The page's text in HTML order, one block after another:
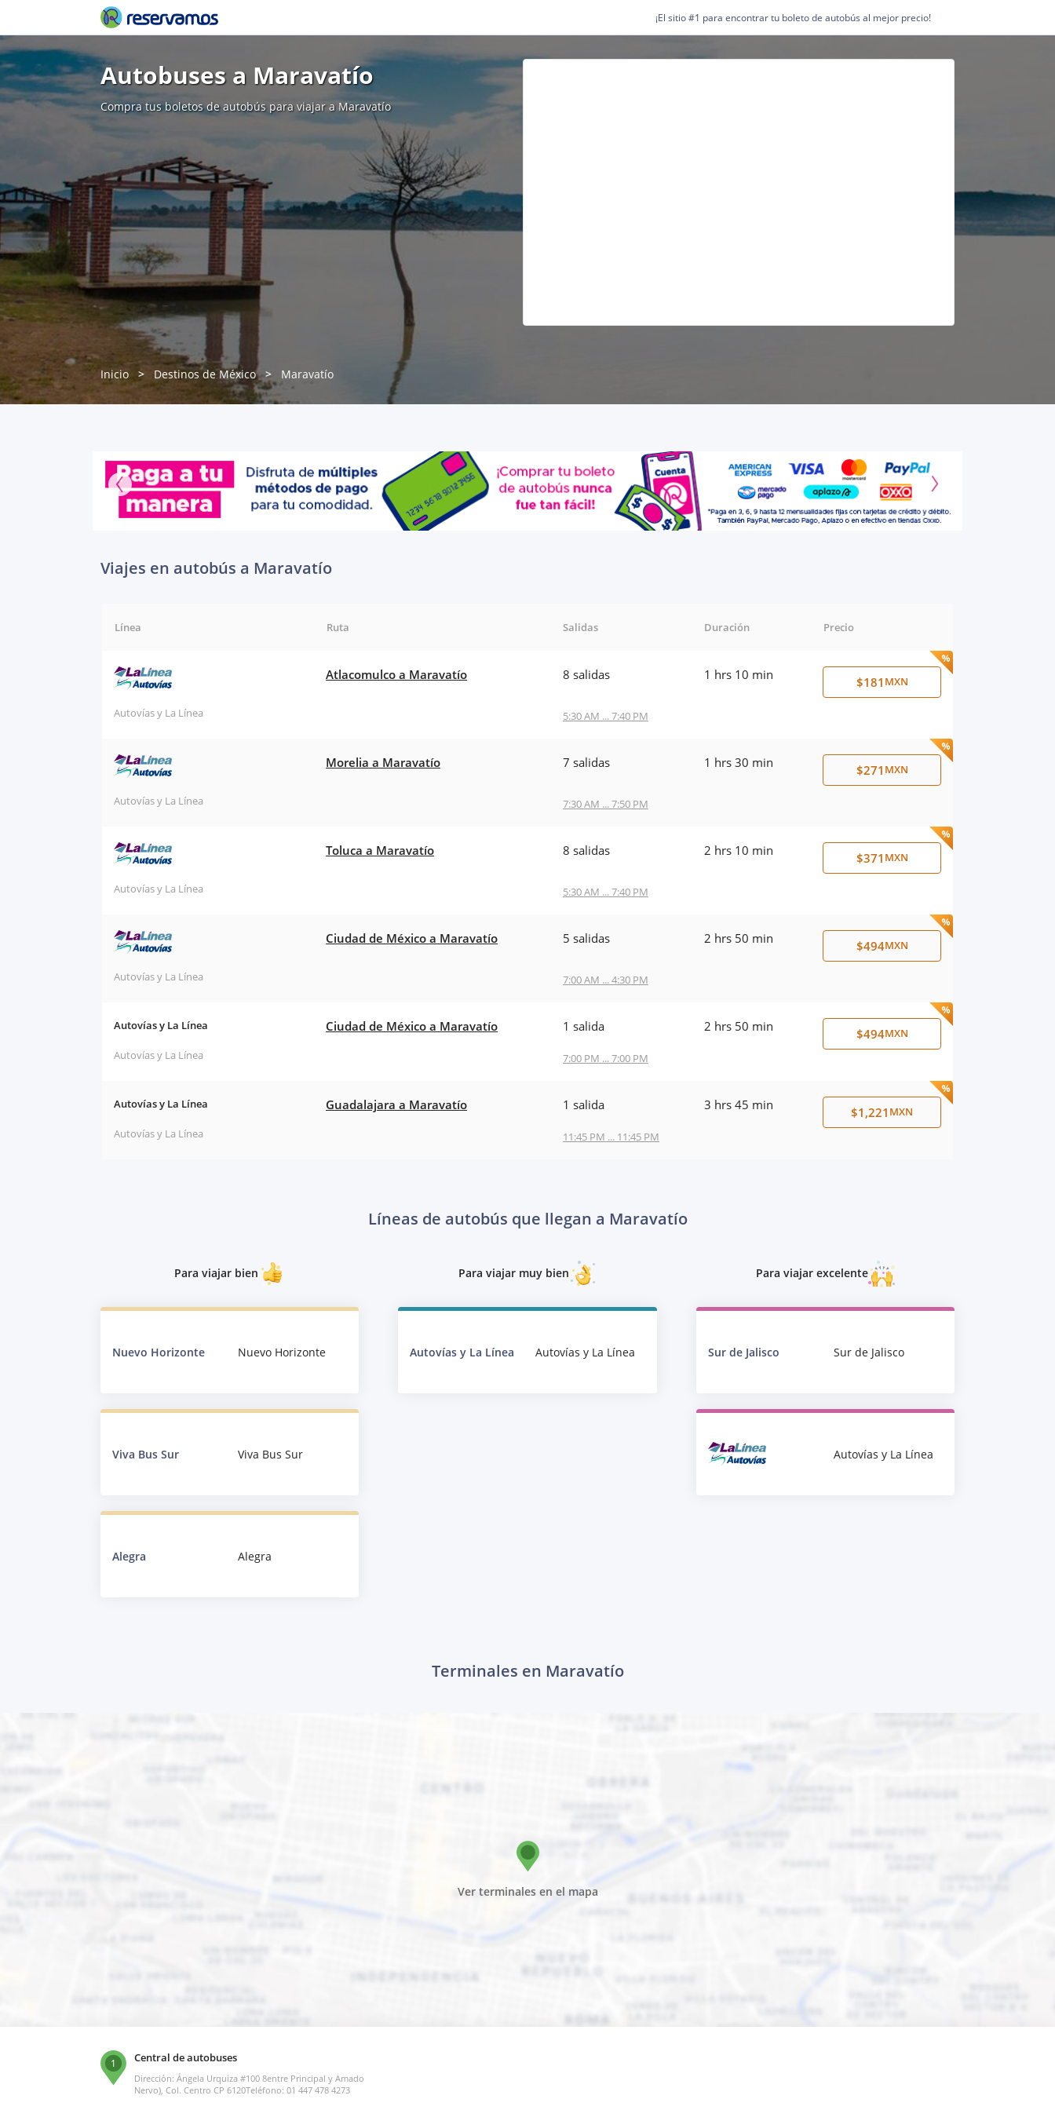
¡El sitio #1 para encontrar tu boleto de autobús al mejor precio!
Autobuses a Maravatío
Compra tus boletos de autobús para viajar a Maravatío
Inicio Destinos de México Maravatío
Viajes en autobús a Maravatío
Línea Ruta Salidas Duración Precio
Autovías y La Línea
Atlacomulco a Maravatío 8 salidas
5:30 AM ... 7:40 PM
1 hrs 10 min $181 MXN
Autovías y La Línea
Morelia a Maravatío 7 salidas
7:30 AM ... 7:50 PM
1 hrs 30 min $271 MXN
Autovías y La Línea
Toluca a Maravatío 8 salidas
5:30 AM ... 7:40 PM
2 hrs 10 min $371 MXN
Autovías y La Línea
Ciudad de México a Maravatío 5 salidas
7:00 AM ... 4:30 PM
2 hrs 50 min $494MXN
Autovías y La Línea
Autovías y La Línea
Ciudad de México a Maravatío 1 salida
7:00 PM ... 7:00 PM
2 hrs 50 min $494MXN
Autovías y La Línea
Autovías y La Línea
Guadalajara a Maravatío 1 salida
11:45 PM ... 11:45 PM
3 hrs 45 min $1,221 MXN
Líneas de autobús que llegan a Maravatío
Para viajar bien
Nuevo Horizonte Nuevo Horizonte
Viva Bus Sur Viva Bus Sur
Alegra Alegra
Para viajar muy bien
Autovías y La Línea Autovías y La Línea
Para viajar excelente
Sur de Jalisco Sur de Jalisco
Autovías y La Línea
Terminales en Maravatío
Ver terminales en el mapa
1 Central de autobuses
Dirección: Ángela Urquiza #100 8entre Principal y Amado
Nervo), Col. Centro CP 6120Teléfono: 01 447 478 4273